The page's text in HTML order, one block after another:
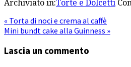
Archiviato in:Torte e Dolcetti
« Torta di noci e crema al caffè
Mini bundt cake alla Guinness »
Lascia un commento